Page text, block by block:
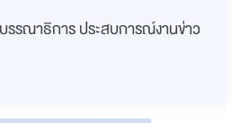
รรณาธิการ ประสบการณ์งานข่าว